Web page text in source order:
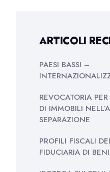
ARTICOLI
PAESI BASSI –
REVOCATORIA
DI IMMOBILI
SEPARAZIONE
PROFILI FISCALI
FIDUCIARIA DI